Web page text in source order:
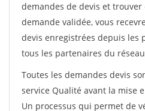
demandes de devis et
demande validée, vous
devis enregistrées depuis les
tous les partenaires du
Toutes les demandes devis
service Qualité avant la mise
Un processus qui permet de